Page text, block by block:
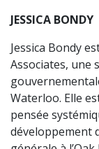
JESSICA BONDY
Jessica Bondy
Associates, une
Waterloo. Elle
pensée
développement